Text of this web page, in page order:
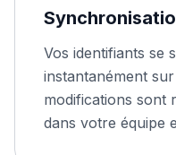
Vos identifiants se
instantanément
modifications sont
dans votre équipe